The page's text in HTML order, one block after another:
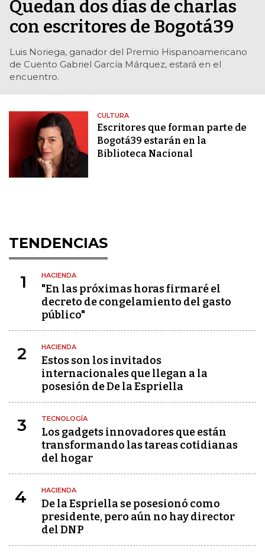
Quedan dos días de charlas
con escritores de Bogotá39
Luis Noriega, ganador del Premio Hispanoamericano
de Cuento Gabriel García Márquez, estará en el
encuentro.
CULTURA
Escritores que forman parte de
Bogotá39 estarán en la
Biblioteca Nacional
TENDENCIAS
1 HACIENDA
"En las próximas horas firmaré el
decreto de congelamiento del gasto
público"
2 HACIENDA
Estos son los invitados
internacionales que llegan a la
posesión de De la Espriella
3 TECNOLOGÍA
Los gadgets innovadores que están
transformando las tareas cotidianas
del hogar
4 HACIENDA
De la Espriella se posesionó como
presidente, pero aún no hay director
del DNP